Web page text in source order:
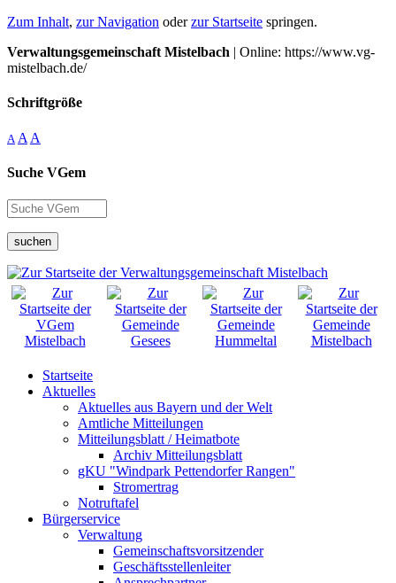
Zum Inhalt, zur Navigation oderzur Startseite springen.
Verwaltungsgemeinschaft Mistelbach | Online: https://www.vg-
mistelbach.de/
Schriftgröße
A A A
Suche VGem
suchen
Startseite
Aktuelles
Aktuelles aus Bayern und der Welt
Amtliche Mitteilungen
Mitteilungsblatt / Heimatbote
Archiv Mitteilungsblatt
gKU "Windpark Pettendorfer Rangen"
Stromertrag
Notruftafel
Bürgerservice
Verwaltung
Gemeinschaftsvorsitzender
Geschäftsstellenleiter